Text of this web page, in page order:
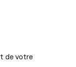
de votre